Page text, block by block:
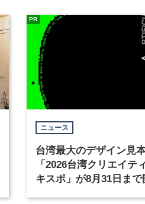
ニュース
台湾最大のデザイン見
「2026台湾クリエイテ
キスポ」が8月31日まで
PR